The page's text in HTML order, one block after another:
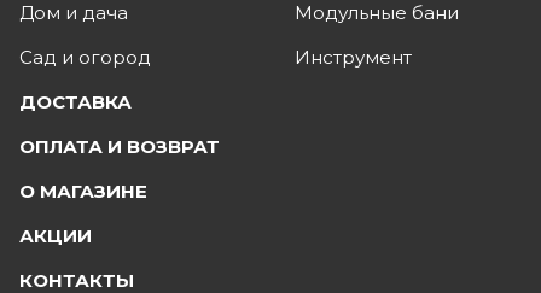
Дом и дача
Сад и огород
Модульные бани
Инструмент
ДОСТАВКА
ОПЛАТА И ВОЗВРАТ
О МАГАЗИНЕ
АКЦИИ
КОНТАКТЫ